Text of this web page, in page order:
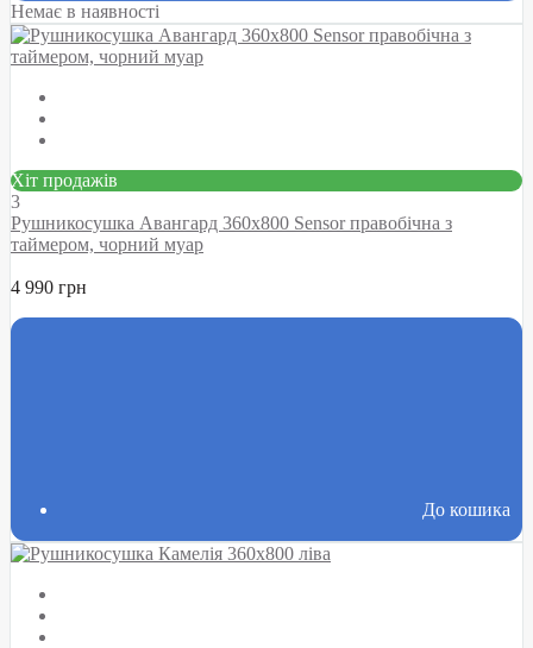
Немає в наявності
Хіт продажів
3
Рушникосушка Авангард 360х800 Sensor правобічна з
таймером, чорний муар
4 990 грн
До кошика